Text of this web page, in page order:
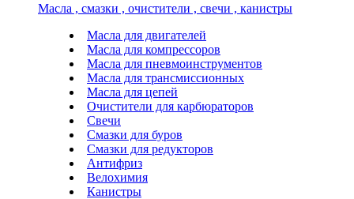
Масла , смазки , очистители , свечи , канистры
Масла для двигателей
Масла для компрессоров
Масла для пневмоинструментов
Масла для трансмиссионных
Масла для цепей
Очистители для карбюраторов
Свечи
Смазки для буров
Смазки для редукторов
Антифриз
Велохимия
Канистры